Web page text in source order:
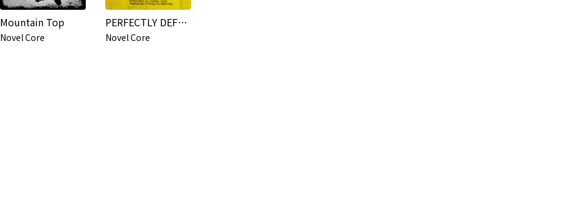
Mountain Top
Novel Core
PERFECTLY DEFECTiVE
Novel Core